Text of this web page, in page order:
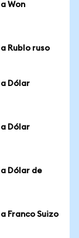
Won
Rublo ruso
Dólar
Dólar
Dólar de
Franco Suizo